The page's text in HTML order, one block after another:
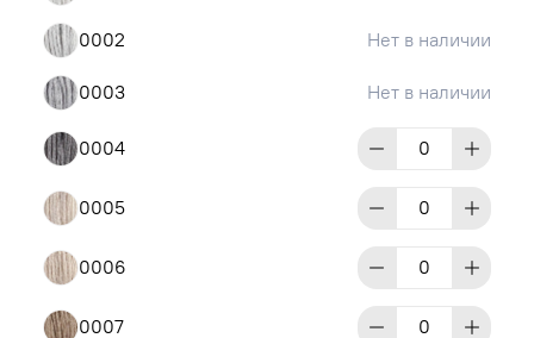
0002 Нет в наличии
0003 Нет в наличии
0004
0005
0006
0007